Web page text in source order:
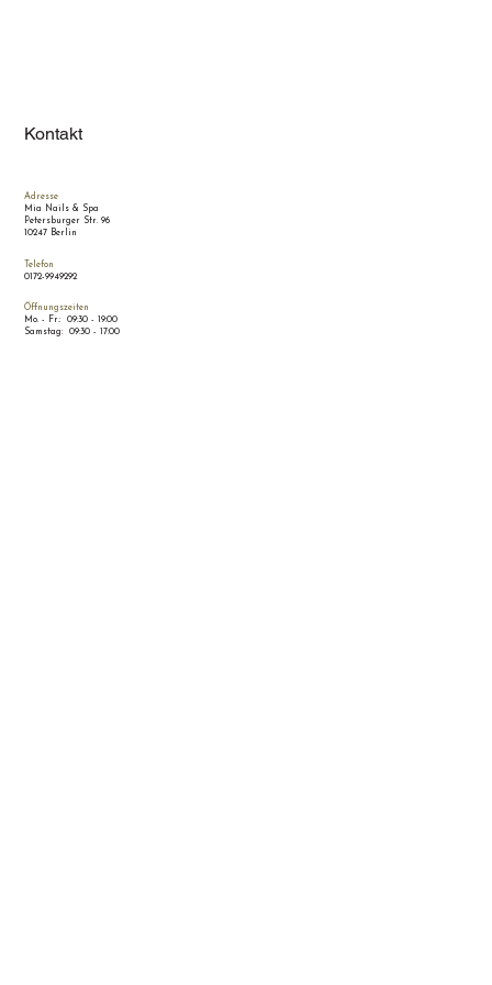
Kontakt
Telefon
0172-9949292
Adresse
Mia Nails & Spa
Petersburger Str. 96
10247 Berlin
Öffnungszeiten
Mo. - Fr.: 09:30 - 19:00
Samstag: 09:30 - 17:00